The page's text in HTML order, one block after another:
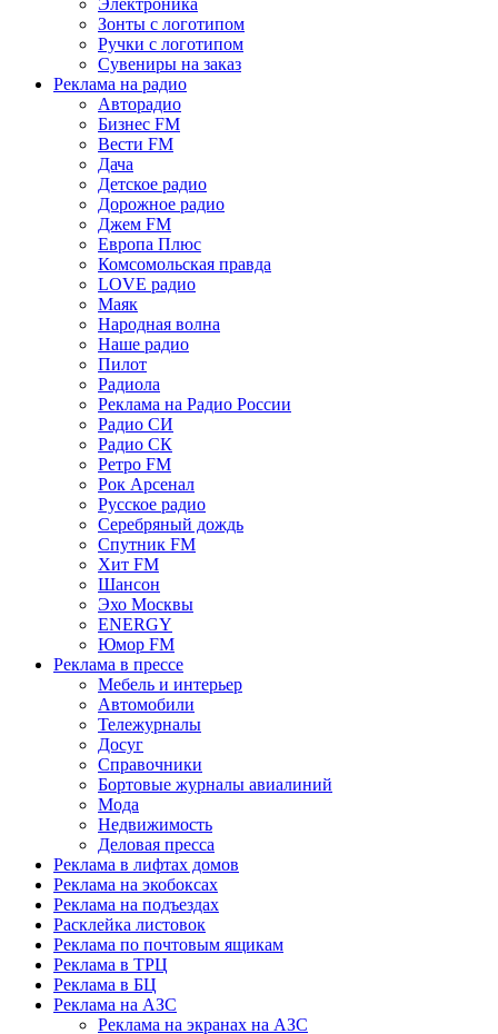
Зонты с логотипом
Ручки с логотипом
Сувениры на заказ
Реклама на радио
Авторадио
Бизнес FM
Вести FM
Дача
Детское радио
Дорожное радио
Джем FM
Европа Плюс
Комсомольская правда
LOVE радио
Маяк
Народная волна
Наше радио
Пилот
Радиола
Реклама на Радио России
Радио СИ
Радио СК
Ретро FM
Рок Арсенал
Русское радио
Серебряный дождь
Спутник FM
Хит FM
Шансон
Эхо Москвы
ENERGY
Юмор FM
Реклама в прессе
Мебель и интерьер
Автомобили
Тележурналы
Досуг
Справочники
Бортовые журналы авиалиний
Мода
Недвижимость
Деловая пресса
Реклама в лифтах домов
Реклама на экобоксах
Реклама на подъездах
Расклейка листовок
Реклама по почтовым ящикам
Реклама в ТРЦ
Реклама в БЦ
Реклама на АЗС
Реклама на экранах на АЗС